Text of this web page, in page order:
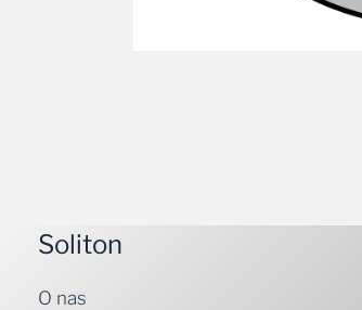
Soliton
O nas